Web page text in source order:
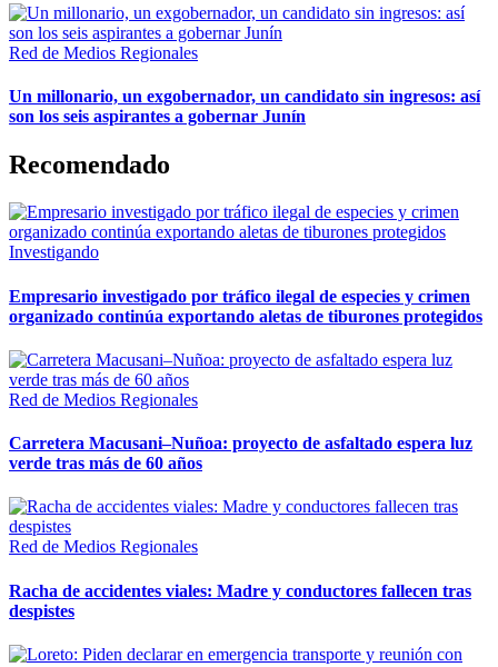
Red de Medios Regionales
Un millonario, un exgobernador, un candidato sin ingresos: así
son los seis aspirantes a gobernar Junín
Recomendado
Investigando
Empresario investigado por tráfico ilegal de especies y crimen
organizado continúa exportando aletas de tiburones protegidos
Red de Medios Regionales
Carretera Macusani–Nuñoa: proyecto de asfaltado espera luz
verde tras más de 60 años
Red de Medios Regionales
Racha de accidentes viales: Madre y conductores fallecen tras
despistes